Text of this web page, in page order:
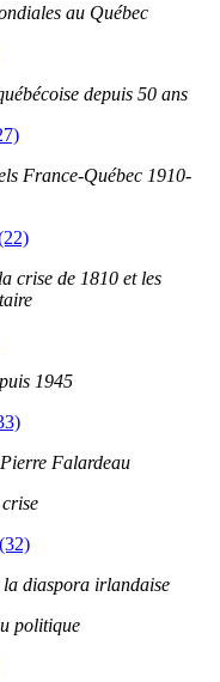
au Québec
depuis 50 ans
France-Québec 1910-
crise de 1810 et les
1945
Falardeau
la diaspora irlandaise
politique